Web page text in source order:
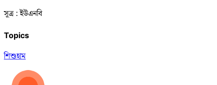
সূত্র : ইউএনবি
Topics
শিশুহাম